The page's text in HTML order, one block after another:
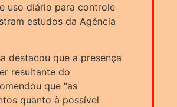
uso diário para controle
estudos da Agência
destacou que a presença
resultante do
que “as
quanto à possível